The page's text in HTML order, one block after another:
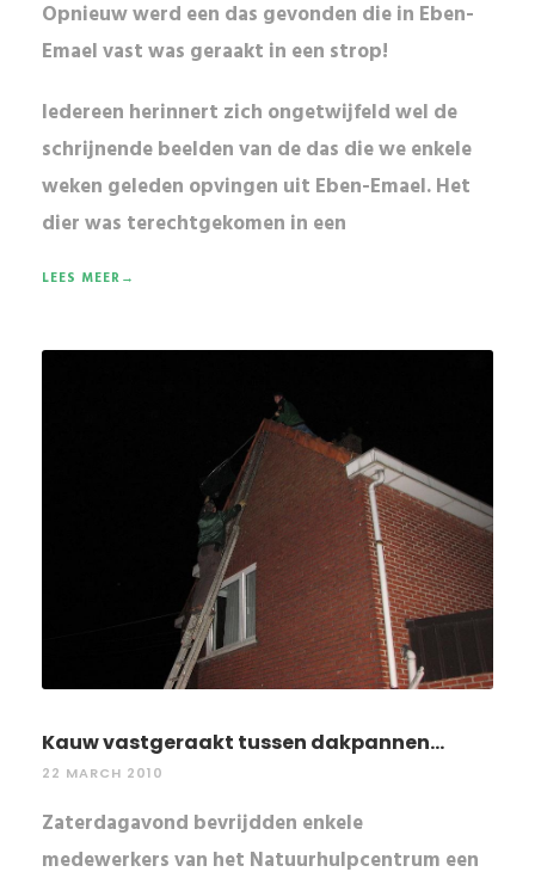
Opnieuw werd een das gevonden die in Eben-
Emael vast was geraakt in een strop!
Iedereen herinnert zich ongetwijfeld wel de
schrijnende beelden van de das die weenkele
weken geleden opvingen uit Eben-Emael. Het
dier was terechtgekomen in een
LEES MEER→
Kauw vastgeraakt tussen dakpannen...
22 MARCH 2010
Zaterdagavond bevrijdden enkele
medewerkers van het Natuurhulpcentrum een